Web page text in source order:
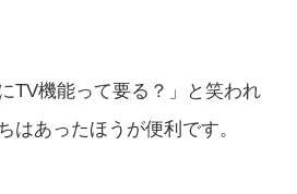
TV機能って要る？」と笑われ
はあったほうが便利です。